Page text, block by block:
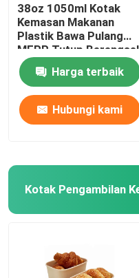
38oz 1050ml Kotak
Kemasan Makanan
Plastik Bawa Pulang
MFPP Tutup Berengsel
Wadah Microwave
9''X9''X2.8''Harga terbaik
Hubungi kami
Kotak Pengambilan